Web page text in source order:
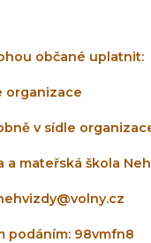
občané uplatnit:
organizace
v sídle
a mateřská škola
podáním: 98vmfn8